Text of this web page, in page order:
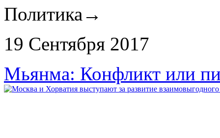
Политика →
19 Сентября 2017
Мьянма: Конфликт или